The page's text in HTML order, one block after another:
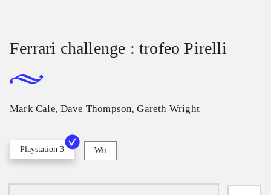
Ferrari challenge : trofeo Pirelli
Mark Cale, Dave Thompson,Gareth Wright
Playstation 3 Wii